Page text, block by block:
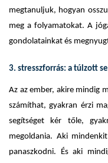
megtanuljuk, hogyan
meg a folyamatokat. A
gondolatainkat és
3. stresszforrás: a túlzott
Az az ember, akire mindig
számíthat, gyakran érzi
segítséget kér tőle,
megoldania. Aki
panaszkodni. És aki